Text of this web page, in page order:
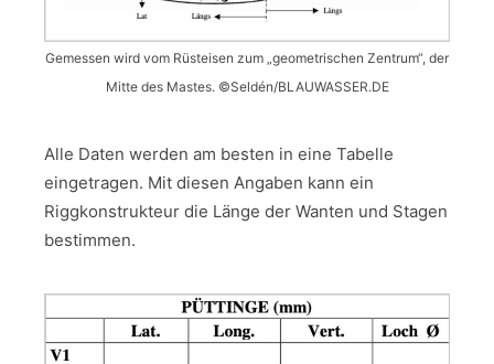
Gemessen wird vom Rüsteisen zum „geometrischen Zentrum“, der
Mitte des Mastes. ©Seldén/BLAUWASSER.DE
Alle Daten werden am besten in eine Tabelle
eingetragen. Mit diesen Angaben kann ein
Riggkonstrukteur die Länge der Wanten und Stagen
bestimmen.